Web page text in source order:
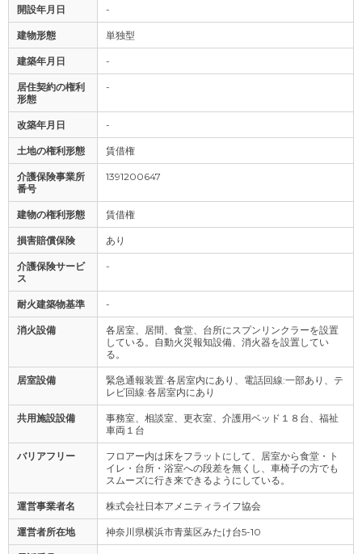
開設年月日 -
建物形態 単独型
建築年月日 -
居住契約の権利
形態
-
改築年月日 -
土地の権利形態 賃借権
介護保険事業所
番号
1391200647
建物の権利形態 賃借権
損害賠償保険 あり
介護保険サービ
ス
-
耐火建築物基準 -
消火設備
各居室、居間、食堂、台所にスプンリンクラーを設置
している。自動火災報知設備、消火器を設置してい
る。
居室設備
緊急通報装置:各居室内にあり、電話回線:一部あり、テ
レビ回線:各居室内にあり
共用施設設備
事務室、相談室、更衣室、介護用ベッド１８台、福祉
車両１台
バリアフリー
フロアー内は床をフラットにして、居室から食堂・ト
イレ・台所・浴室への段差を無くし、車椅子の方でも
スムーズに行き来できるようにしている。
運営事業者名 株式会社日本アメニティライフ協会
運営者所在地 神奈川県横浜市青葉区みたけ台5-10